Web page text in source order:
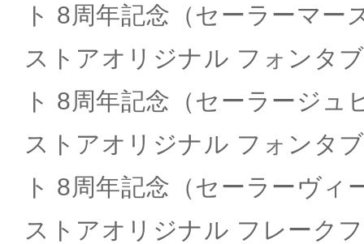
ト 8周年記念（セーラーマー
ストアオリジナル フォンタ
ト 8周年記念（セーラージュ
ストアオリジナル フォンタ
ト 8周年記念（セーラーヴィ
ストアオリジナル フレーク